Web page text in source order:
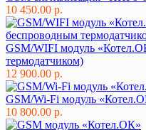
10 450.00 р.
GSM/WIFI модуль
термодатчиком)
12 900.00 р.
GSM/Wi-Fi модуль
10 800.00 р.